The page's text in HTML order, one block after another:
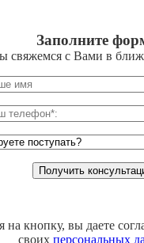
Заполните
свяжемся с Вами в
кнопку, вы даете
своих персональных